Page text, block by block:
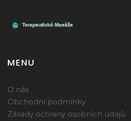
MENU
O nás
Obchodní podmínky
Zásady ochrany osobních údajů